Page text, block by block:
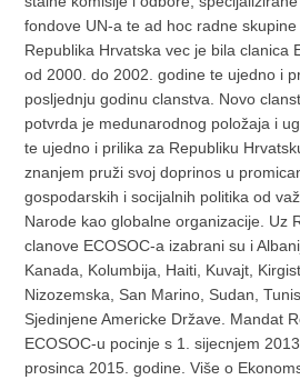
fondove UN-a te ad hoc radne
Republika Hrvatska vec je bila clanica
od 2000. do 2002. godine te ujedno i
posljednju godinu clanstva. Novo
potvrda je medunarodnog položaja i
te ujedno i prilika za Republiku
znanjem pruži svoj doprinos u
gospodarskih i socijalnih politika od
Narode kao globalne organizacije. Uz
clanove ECOSOC-a izabrani su i
Kanada, Kolumbija, Haiti, Kuvajt,
Nizozemska, San Marino, Sudan,
Sjedinjene Americke Države. Mandat
ECOSOC-u pocinje s 1. sijecnjem
prosinca 2015. godine. Više o